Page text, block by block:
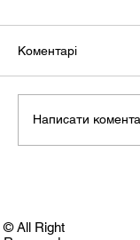
Коментарі
Написати
© All Right